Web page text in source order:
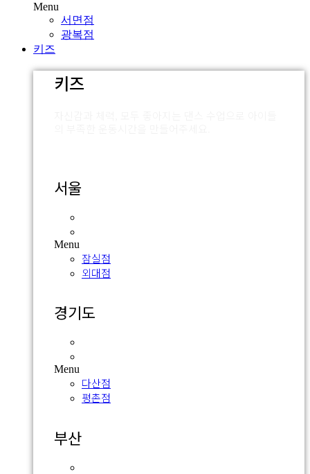
Menu
서면점
광복점
키즈
키즈
서울
Menu
잠실점
외대점
경기도
Menu
다산점
평촌점
부산